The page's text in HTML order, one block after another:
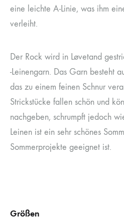
eine leichte A-Linie, was ihm
verleiht.
Der Rock wird in Løvetand
-Leinengarn. Das Garn besteht
das zu einem feinen Schnur
Strickstücke fallen schön und
nachgeben, schrumpft jedoch
Leinen ist ein sehr schönes
Sommerprojekte geeignet ist.
Größen